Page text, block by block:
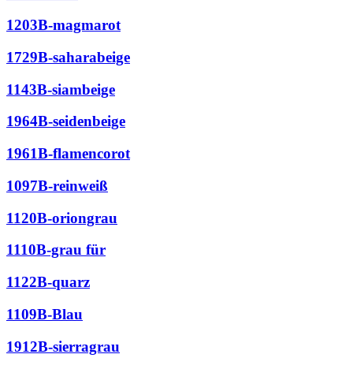
1203B-magmarot
1729B-saharabeige
1143B-siambeige
1964B-seidenbeige
1961B-flamencorot
1097B-reinweiß
1120B-oriongrau
1110B-grau für
1122B-quarz
1109B-Blau
1912B-sierragrau